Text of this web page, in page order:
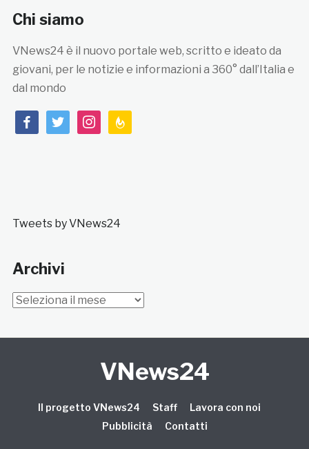
Chi siamo
VNews24 è il nuovo portale web, scritto e ideato da
giovani, per le notizie e informazioni a 360° dall’Italia e
dal mondo
facebooktwitterinstagramfeedburner
Tweets by VNews24
Archivi
Archivi
VNews24
Il progetto VNews24 Staff
Lavora con noi
Pubblicità
Contatti